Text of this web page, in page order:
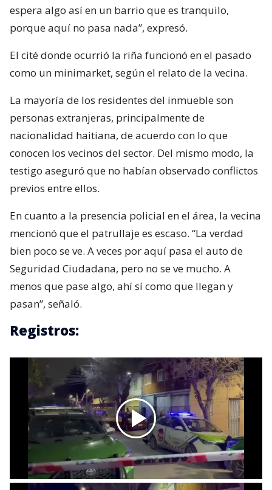
espera algo así en un barrio que es tranquilo,
porque aquí no pasa nada”, expresó.
El cité donde ocurrió la riña funcionó en el pasado
como un minimarket, según el relato de la vecina.
La mayoría de los residentes del inmueble son
personas extranjeras, principalmente de
nacionalidad haitiana, de acuerdo con lo que
conocen los vecinos del sector. Del mismo modo, la
testigo aseguró que no habían observado conflictos
previos entre ellos.
En cuanto a la presencia policial en el área, la vecina
mencionó que el patrullaje es escaso. “La verdad
bien poco se ve. A veces por aquí pasa el auto de
Seguridad Ciudadana, pero no se ve mucho. A
menos que pase algo, ahí sí como que llegan y
pasan”, señaló.
Registros: